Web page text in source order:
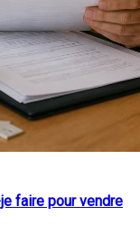
faire pour vendre